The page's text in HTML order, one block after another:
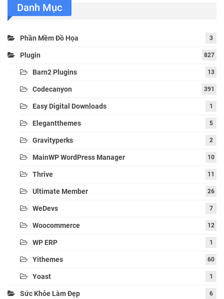
Danh Mục
Phần Mềm Đồ Họa 3
Plugin 827
Barn2 Plugins 13
Codecanyon 391
Easy Digital Downloads 1
Elegantthemes 5
Gravityperks 2
MainWP WordPress Manager 10
Thrive 11
Ultimate Member 26
WeDevs 7
Woocommerce 12
WP ERP 1
Yithemes 60
Yoast 1
Sức Khỏe Làm Đẹp 6